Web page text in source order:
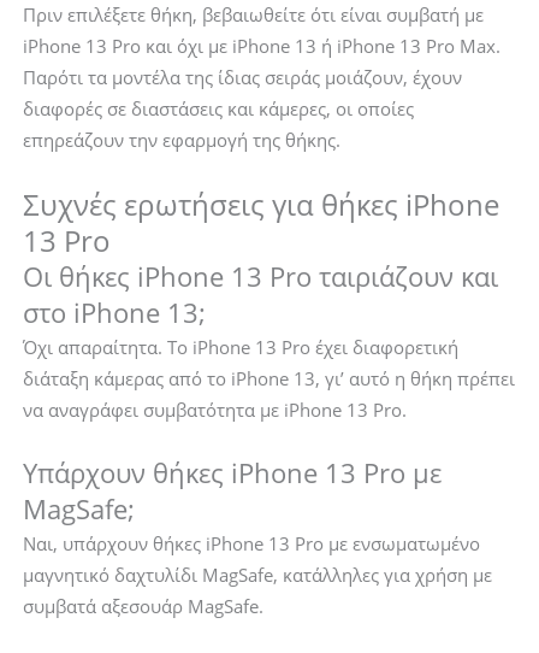
Πριν επιλέξετε θήκη, βεβαιωθείτε ότι είναι συμβατή με
iPhone 13 Pro και όχι με iPhone 13 ή iPhone 13 Pro Max.
Παρότι τα μοντέλα της ίδιας σειράς μοιάζουν, έχουν
διαφορές σε διαστάσεις και κάμερες, οι οποίες
επηρεάζουν την εφαρμογή της θήκης.
Συχνές ερωτήσεις για θήκες iPhone
13 Pro
Οι θήκες iPhone 13 Pro ταιριάζουν και
στο iPhone 13;
Όχι απαραίτητα. Το iPhone 13 Pro έχει διαφορετική
διάταξη κάμερας από το iPhone 13, γι’ αυτό η θήκη πρέπει
να αναγράφει συμβατότητα με iPhone 13 Pro.
Υπάρχουν θήκες iPhone 13 Pro με
MagSafe;
Ναι, υπάρχουν θήκες iPhone 13 Pro με ενσωματωμένο
μαγνητικό δαχτυλίδι MagSafe, κατάλληλες για χρήση με
συμβατά αξεσουάρ MagSafe.